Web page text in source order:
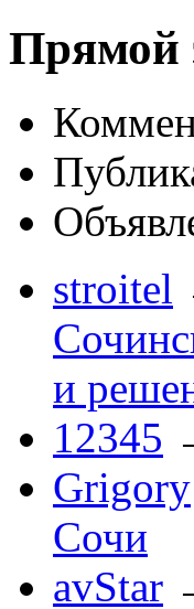
Прямой
stroitel
и
12345
Grigory
Сочи
avStar